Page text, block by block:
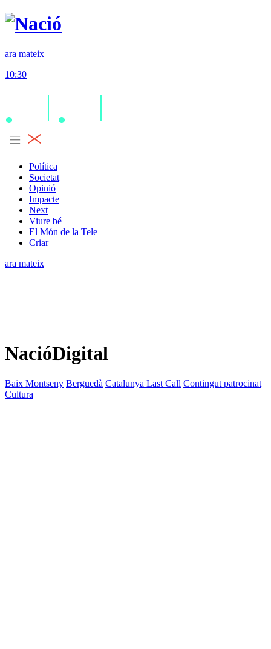
ara mateix
10:30
Política
Societat
Opinió
Impacte
Next
Viure bé
El Món de la Tele
Criar
ara mateix
NacióDigital
Baix Montseny Berguedà Catalunya Last Call Contingut patrocinat
Cultura